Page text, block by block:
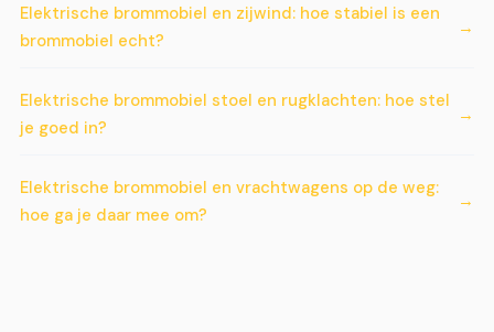
Elektrische brommobiel en zijwind: hoe stabiel is een
brommobiel echt?
Elektrische brommobiel stoel en rugklachten: hoe stel
je goed in?
Elektrische brommobiel en vrachtwagens op de weg:
hoe ga je daar mee om?